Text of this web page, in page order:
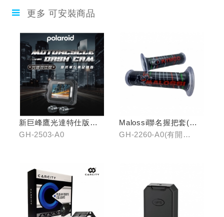
更多 可安裝商品
新巨峰鷹光達特仕版行
車紀錄器
GH-2503-A0
Malossi聯名握把套(有
開口)/(無開口)
GH-2260-A0(有開